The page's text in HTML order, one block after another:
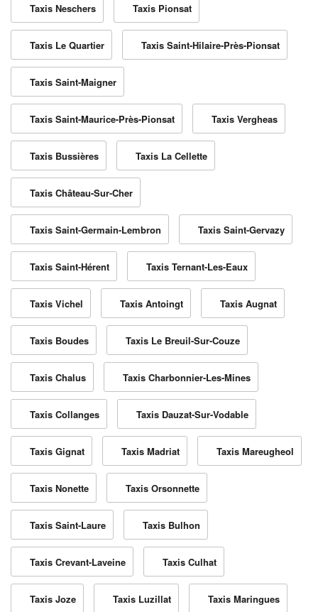
Taxis Neschers Taxis Pionsat
Taxis Le Quartier Taxis Saint-Hilaire-Près-Pionsat
Taxis Saint-Maigner
Taxis Saint-Maurice-Près-Pionsat Taxis Vergheas
Taxis Bussières Taxis La Cellette
Taxis Château-Sur-Cher
Taxis Saint-Germain-Lembron Taxis Saint-Gervazy
Taxis Saint-Hérent Taxis Ternant-Les-Eaux
Taxis Vichel Taxis Antoingt Taxis Augnat
Taxis Boudes Taxis Le Breuil-Sur-Couze
Taxis Chalus Taxis Charbonnier-Les-Mines
Taxis Collanges Taxis Dauzat-Sur-Vodable
Taxis Gignat Taxis Madriat Taxis Mareugheol
Taxis Nonette Taxis Orsonnette
Taxis Saint-Laure Taxis Bulhon
Taxis Crevant-Laveine Taxis Culhat
Taxis Joze Taxis Luzillat Taxis Maringues